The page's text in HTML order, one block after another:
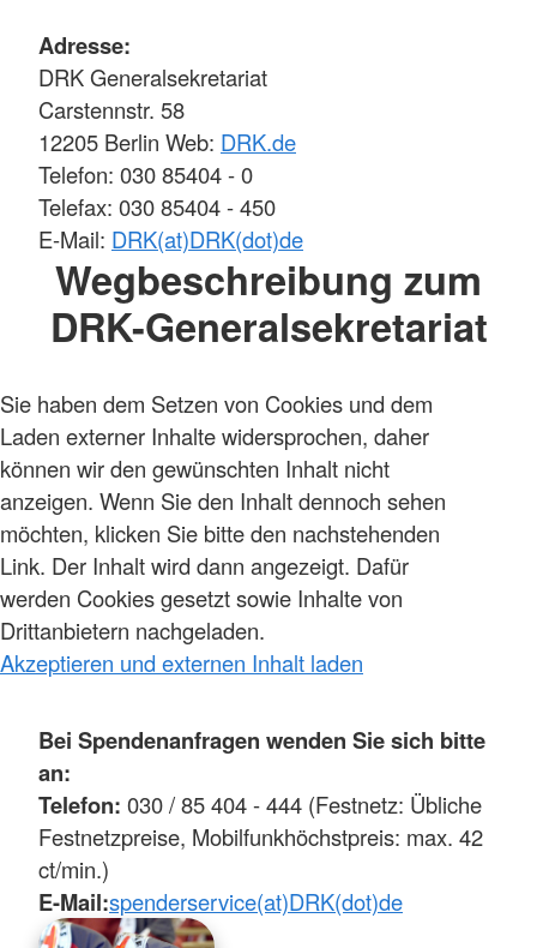
Adresse:
DRK Generalsekretariat
Carstennstr. 58
12205 Berlin Web: DRK.de
Telefon: 030 85404 - 0
Telefax: 030 85404 - 450
E-Mail: DRK(at)DRK(dot)de
Wegbeschreibung zum
DRK-Generalsekretariat
Sie haben dem Setzen von Cookies und dem
Laden externer Inhalte widersprochen, daher
können wir den gewünschten Inhalt nicht
anzeigen. Wenn Sie den Inhalt dennoch sehen
möchten, klicken Sie bitte den nachstehenden
Link. Der Inhalt wird dann angezeigt. Dafür
werden Cookies gesetzt sowie Inhalte von
Drittanbietern nachgeladen.
Akzeptieren und externen Inhalt laden
Bei Spendenanfragen wenden Sie sich bitte
an:
Telefon: 030 / 85 404 - 444 (Festnetz: Übliche
Festnetzpreise, Mobilfunkhöchstpreis: max. 42
ct/min.)
E-Mail:spenderservice(at)DRK(dot)de